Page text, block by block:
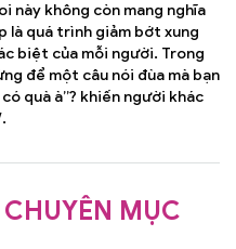
này không còn mang nghĩa
là quá trình giảm bớt xung
biệt của mỗi người. Trong
để một câu nói đùa mà bạn
quà à”? khiến người khác
MỤC